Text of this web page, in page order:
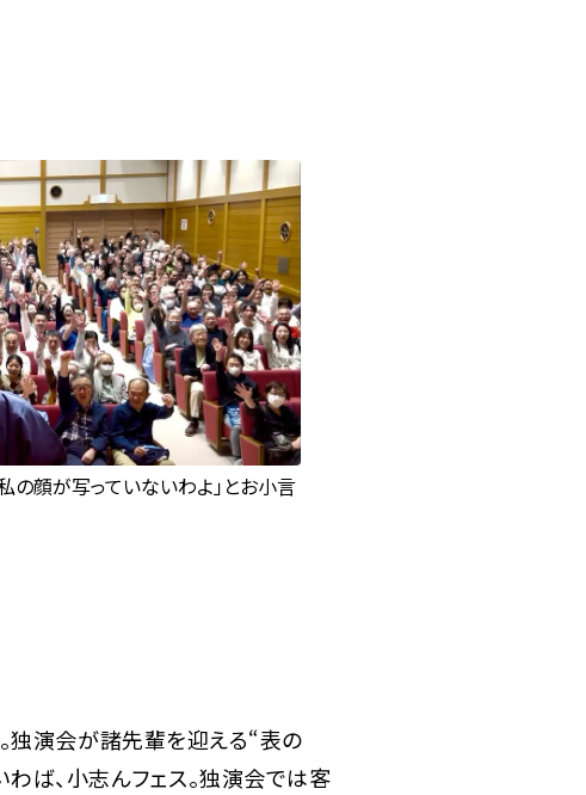
の顔が写っていないわよ」とお小言
独演会が諸先輩を迎える“表の
ば、小志んフェス。独演会では客